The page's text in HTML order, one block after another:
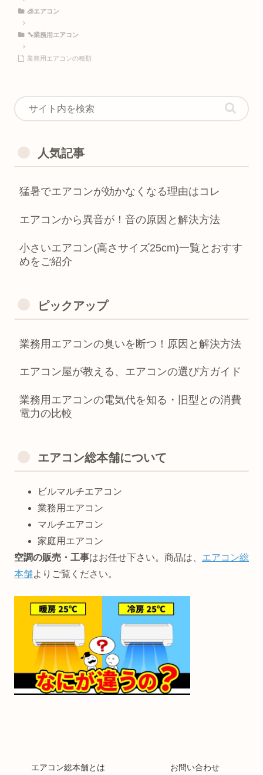
🧊エアコン
🔧業務用エアコン
業務用エアコンの種類
人気記事
猛暑でエアコンが効かなくなる理由はコレ
エアコンから異音が！音の原因と解決方法
小さいエアコン(高さサイズ25cm)一覧とおすす
めをご紹介
ピックアップ
業務用エアコンの臭いを断つ！原因と解決方法
エアコン屋が教える、エアコンの選び方ガイド
業務用エアコンの電気代を知る・旧型との消費
電力の比較
エアコン総本舗について
ビルマルチエアコン
業務用エアコン
マルチエアコン
家庭用エアコン
空調の販売・工事はお任せ下さい。商品は、 エアコン総
本舗よりご覧ください。
エアコン総本舗とは お問い合わせ